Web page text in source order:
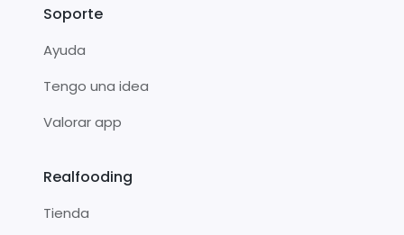
Soporte
Ayuda
Tengo una idea
Valorar app
Realfooding
Tienda